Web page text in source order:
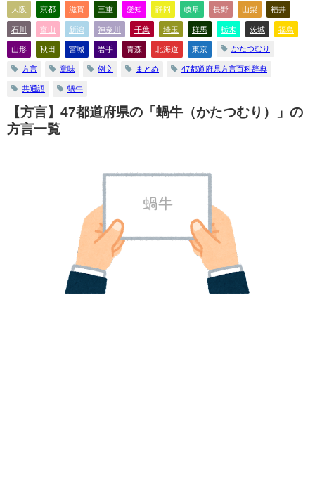
大阪 京都 滋賀 三重 愛知 静岡 岐阜 長野 山梨 福井
石川 富山 新潟 神奈川 千葉 埼玉 群馬 栃木 茨城 福島
山形 秋田 宮城 岩手 青森 北海道 東京 かたつむり
方言 意味 例文 まとめ 47都道府県方言百科辞典
共通語 蝸牛
【方言】47都道府県の「蝸牛（かたつむり）」の
方言一覧